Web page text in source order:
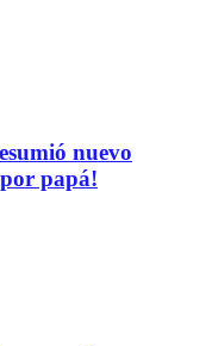
nuevo
papá!